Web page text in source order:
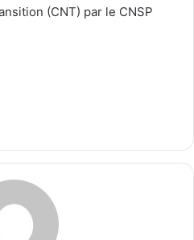
(CNT) par le CNSP